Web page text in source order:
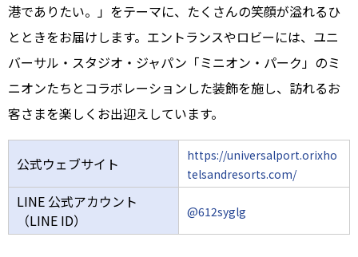
港でありたい。」をテーマに、たくさんの笑顔が溢れるひ
とときをお届けします。エントランスやロビーには、ユニ
バーサル・スタジオ・ジャパン「ミニオン・パーク」のミ
ニオンたちとコラボレーションした装飾を施し、訪れるお
客さまを楽しくお出迎えしています。
公式ウェブサイト
https://universalport.orixho
telsandresorts.com/
LINE 公式アカウント
（LINE ID）
@612syglg